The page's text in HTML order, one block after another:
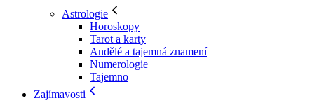
Astrologie
Horoskopy
Tarot a karty
Andělé a tajemná znamení
Numerologie
Tajemno
Zajímavosti